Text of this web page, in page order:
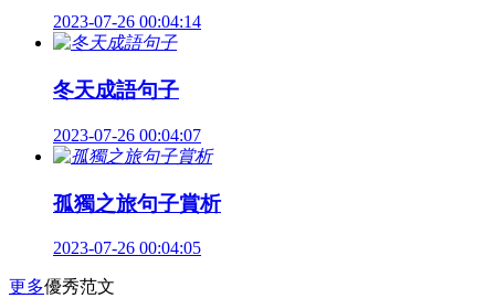
2023-07-26 00:04:14
冬天成語句子
2023-07-26 00:04:07
孤獨之旅句子賞析
2023-07-26 00:04:05
更多優秀范文